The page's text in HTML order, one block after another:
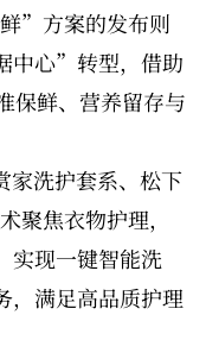
”方案的发布则
中心”转型，借助
保鲜、营养留存与
家洗护套系、松下
聚焦衣物护理，
实现一键智能洗
，满足高品质护理